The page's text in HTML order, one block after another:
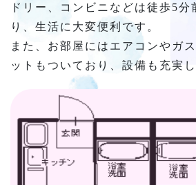
ドリー、コンビニなどは徒歩5分
り、生活に大変便利です。
また、お部屋にはエアコンやガ
ットもついており、設備も充実し